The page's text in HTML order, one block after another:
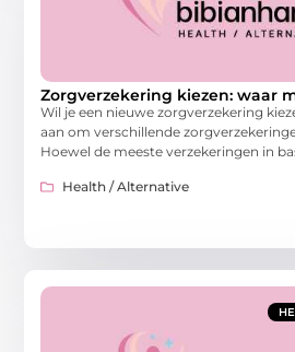
Zorgverzekering kiezen: waar
Wil je een nieuwe zorgverzekering
aan om verschillende
Hoewel de meeste verzekeringen in
Health / Alternative